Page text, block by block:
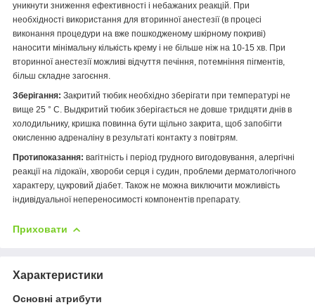
уникнути зниження ефективності і небажаних реакцій. При
необхідності використання для вторинної анестезії (в процесі
виконання процедури на вже пошкодженому шкірному покриві)
наносити мінімальну кількість крему і не більше ніж на 10-15 хв. При
вторинної анестезії можливі відчуття печіння, потемніння пігментів,
більш складне загоєння.
Зберігання: Закритий тюбик необхідно зберігати при температурі не
вище 25 ° C. Выдкритий тюбик зберігається не довше тридцяти днів в
холодильнику, кришка повинна бути щільно закрита, щоб запобігти
окисленню адреналіну в результаті контакту з повітрям.
Протипоказання: вагітність і період грудного вигодовування, алергічні
реакції на лідокаїн, хвороби серця і судин, проблеми дерматологічного
характеру, цукровий діабет. Також не можна виключити можливість
індивідуальної непереносимості компонентів препарату.
Приховати
Характеристики
Основні атрибути